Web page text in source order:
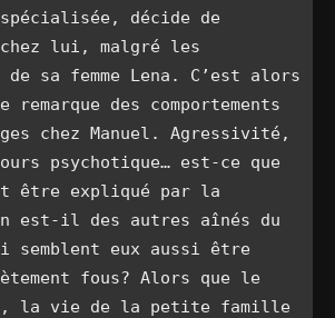
décide de
lui, malgré les
sa femme Lena. C’est alors
des comportements
chez Manuel. Agressivité,
psychotique… est-ce que
être expliqué par la
est-il des autres aînés du
semblent eux aussi être
fous? Alors que le
la vie de la petite famille